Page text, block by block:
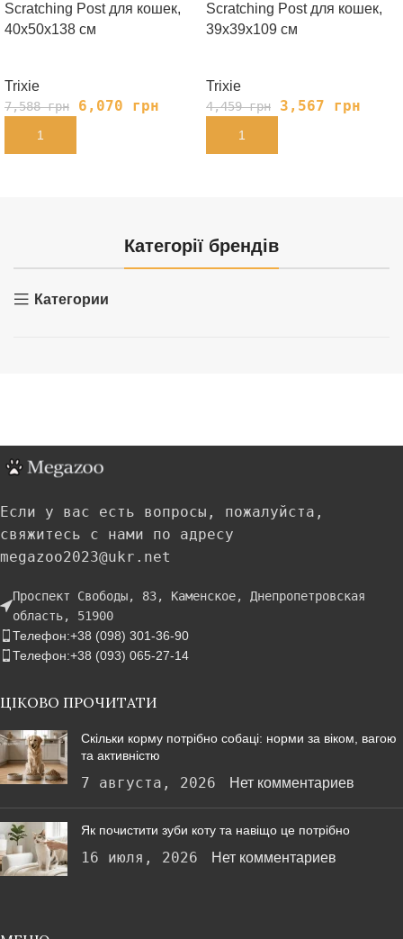
Scratching Post для кошек,
40х50х138 см
Trixie
7,588грн 6,070 грн
В КОРЗИНУ
Scratching Post для кошек,
39х39х109 см
Trixie
4,459грн 3,567 грн
В КОРЗИНУ
Категорії брендів
Категории
Если у вас есть вопросы, пожалуйста,
свяжитесь с нами по адресу
megazoo2023@ukr.net
Проспект Свободы, 83, Каменское, Днепропетровская
область, 51900
Телефон:+38 (098) 301-36-90
Телефон:+38 (093) 065-27-14
ЦІКОВО ПРОЧИТАТИ
Скільки корму потрібно собаці: норми за віком, вагою
та активністю
7 августа, 2026 Нет комментариев
Як почистити зуби коту та навіщо це потрібно
16 июля, 2026 Нет комментариев